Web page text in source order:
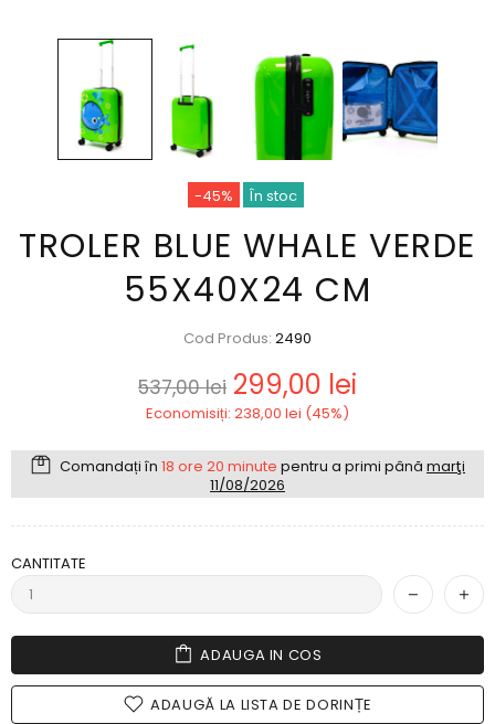
-45% În stoc
TROLER BLUE WHALE VERDE
55X40X24 CM
Cod Produs: 2490
537,00 lei 299,00 lei
Economisiți: 238,00 lei (45%)
Comandați în 18 ore 20 minute pentru a primi până marţi
11/08/2026
CANTITATE
ADAUGA IN COS
ADAUGĂ LA LISTA DE DORINȚE